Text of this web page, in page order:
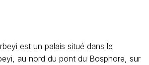
est un palais situé dans le
au nord du pont du Bosphore, sur